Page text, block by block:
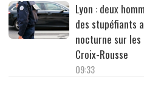
Lyon : deux
des stupéfiants
nocturne sur les
Croix-Rousse
09:33